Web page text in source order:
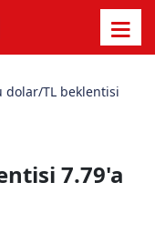
dolar/TL beklentisi
7.79'a